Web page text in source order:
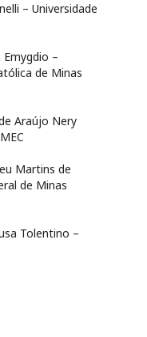
– Universidade
Emygdio –
de Minas
Araújo Nery
Martins de
de Minas
Tolentino –